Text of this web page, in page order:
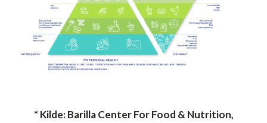
* Kilde: Barilla Center For Food & Nutrition,